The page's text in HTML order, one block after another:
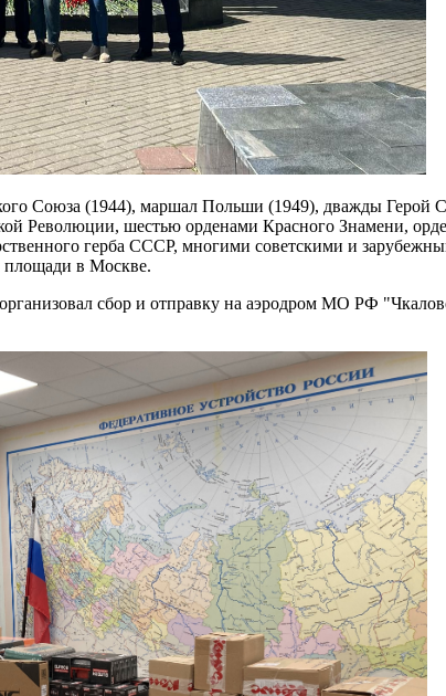
Союза (1944), маршал Польши (1949), дважды Герой
Революции, шестью орденами Красного Знамени,
герба СССР, многими советскими и
площади в Москве.
сбор и отправку на аэродром МО РФ